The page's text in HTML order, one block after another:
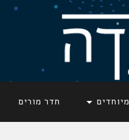
מיוחדים חדר מורים